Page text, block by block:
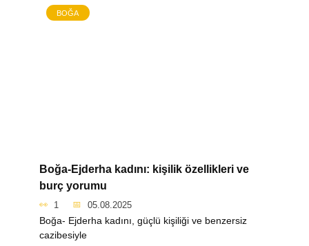
BOĞA
Boğa-Ejderha kadını: kişilik özellikleri ve
burç yorumu
1 05.08.2025
Boğa- Ejderha kadını, güçlü kişiliği ve benzersiz
cazibesiyle